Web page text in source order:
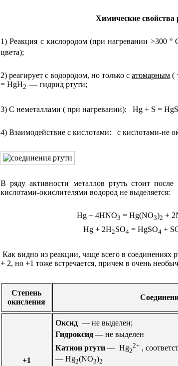
Химические свойства
1) Реакция с кислородом (при нагревании
цвета);
2) реагирует с водородом, но только сатомарным (
= HgH2 — гидрид ртути;
3) C неметаллами ( при нагревании): Hg + S = HgS
4) Взаимодействие с кислотами: с кислотами-не
В ряду активности металлов ртуть стоит
кислотами-окислителями водород не выделяется:
Hg + 4HNO3 = Hg(NO3)2 +
Hg + 2H2SO4 = HgSO4 +
Как видно из реакции, чаще всего в соединениях
+ 2, но +1 тоже встречается, причем в очень
Степень
окисления
+1
Оксид — не выделен;
Гидроксид — не выделен
Катион ртути — Hg2
2+ ,
— Hg2(NO3)2